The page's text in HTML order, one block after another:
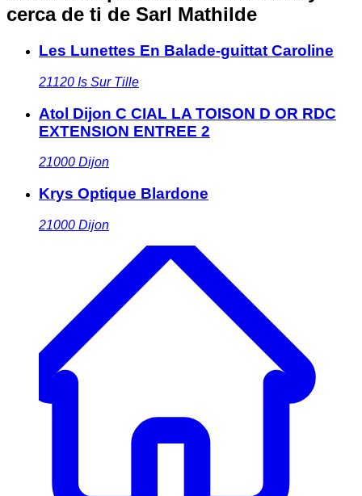
cerca de ti de Sarl Mathilde
Les Lunettes En Balade-guittat Caroline
21120 Is Sur Tille
Atol Dijon C CIAL LA TOISON D OR RDC
EXTENSION ENTREE 2
21000 Dijon
Krys Optique Blardone
21000 Dijon